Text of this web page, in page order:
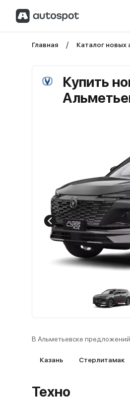
Главная Каталог новых
Купить
В Альметьевске
Казань Стерлитамак
Техно